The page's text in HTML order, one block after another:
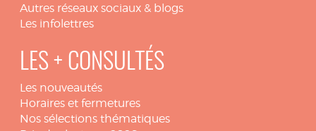
Autres réseaux sociaux & blogs
Les infolettres
LES + CONSULTÉS
Les nouveautés
Horaires et fermetures
Nos sélections thématiques